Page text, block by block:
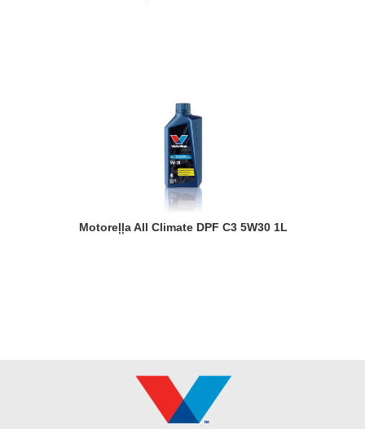
Motoreļļa All Climate DPF C3 5W30 1L